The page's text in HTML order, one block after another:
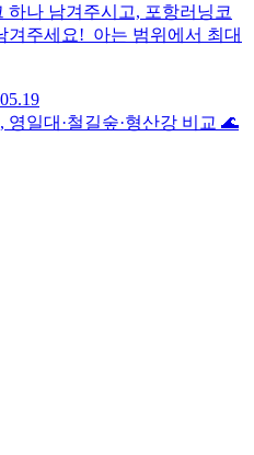
하나 남겨주시고, 포항러닝코
겨주세요! 아는 범위에서 최대